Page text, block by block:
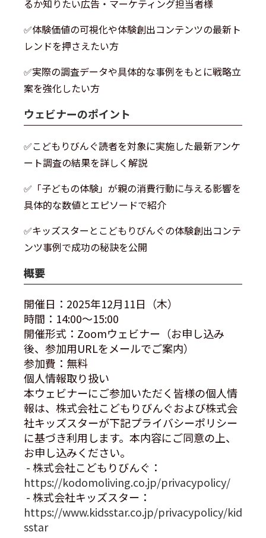
るか知りたい広告・マーケティング担当者様
✅体験価値の可視化や体験創出コンテンツの最新ト
レンドを押さえたい方
✅実際の調査データや具体的な事例をもとに戦略立
案を強化したい方
ウェビナーのポイント
✅こどもりびんぐ読者を対象に実施した最新アンケ
ート調査の結果を詳しく解説
✅「子どもの体験」が親の消費行動に与える影響を
具体的な数値とエピソードで紹介
✅キッズスターとこどもりびんぐの体験創出コンテ
ンツ事例で成功の秘訣を公開
概要
開催日：2025年12月11日（木）
時間：14:00〜15:00
開催形式：Zoomウェビナー（お申し込み
後、参加用URLをメールでご案内）
参加費：無料
個人情報取り扱い
本ウェビナーにご参加いただく皆様の個人情
報は、株式会社こどもりびんぐおよび株式会
社キッズスターが下記プライバシーポリシー
に基づき利用します。本内容にご同意の上、
お申し込みください。
- 株式会社こどもりびんぐ：
https://kodomoliving.co.jp/privacypolicy/
- 株式会社キッズスター：
https://www.kidsstar.co.jp/privacypolicy/kid
sstar